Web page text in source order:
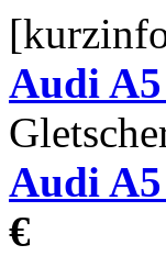
Audi
Audi
€